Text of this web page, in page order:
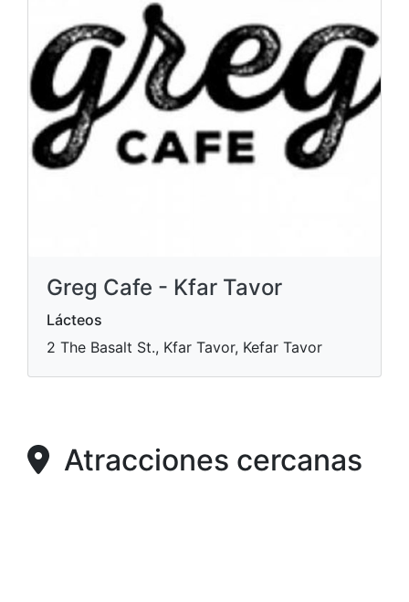
Greg Cafe - Kfar Tavor
Lácteos
2 The Basalt St., Kfar Tavor, Kefar Tavor
Atracciones cercanas